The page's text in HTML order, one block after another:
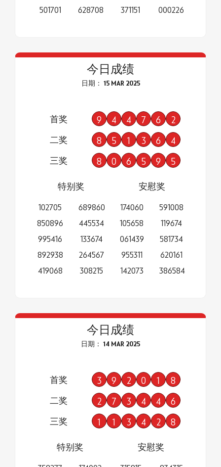
501701
628708
371151
000226
今日成绩
日期： 15 MAR 2025
首奖 9 4 4 7 6 2
二奖 8 5 1 3 6 4
三奖 8 0 6 5 9 5
特别奖
102705
850896
995416
892938
419068
689860
445534
133674
264567
308215
安慰奖
174060
105658
061439
955311
142073
591008
119674
581734
620161
386584
今日成绩
日期： 14 MAR 2025
首奖 3 9 2 0 1 8
二奖 2 7 3 4 4 6
三奖 1 1 3 4 2 8
特别奖
安慰奖